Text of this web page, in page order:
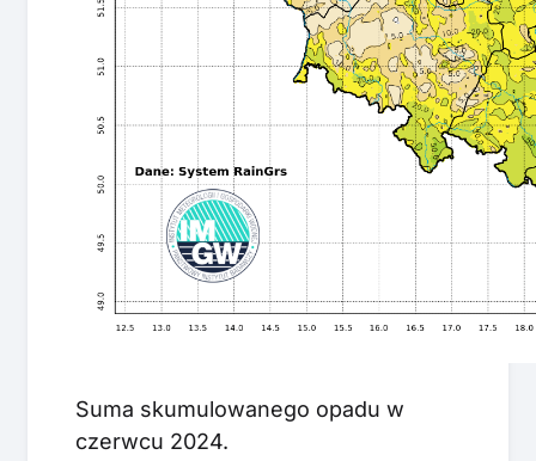
Suma skumulowanego opadu w
czerwcu 2024.